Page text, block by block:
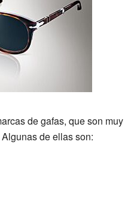
de gafas, que son muy
de ellas son: